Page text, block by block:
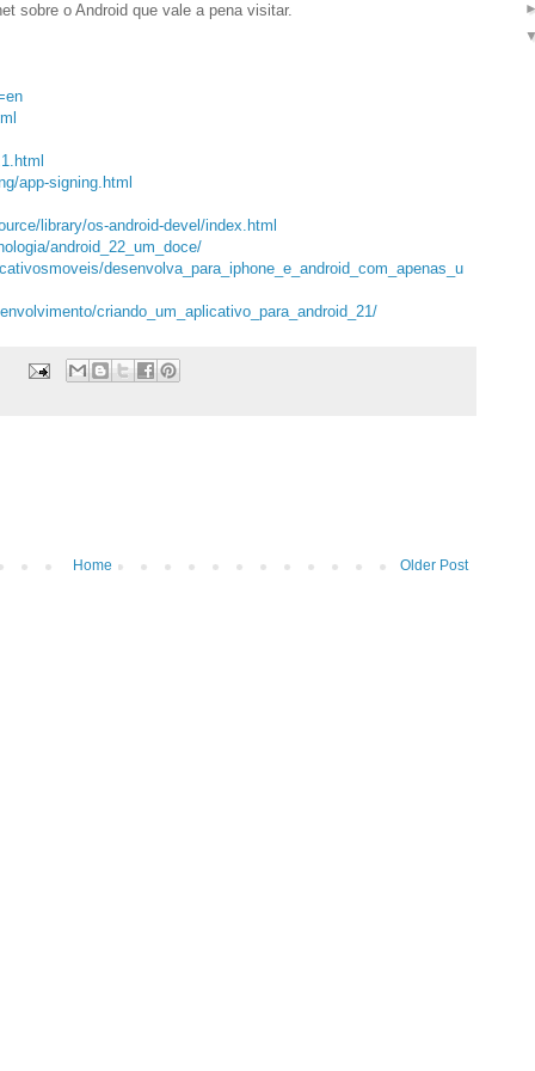
sobre o Android que vale a pena visitar.
app-signing.html
library/os-android-devel/index.html
android_22_um_doce/
desenvolva_para_iphone_e_android_com_apenas_u
criando_um_aplicativo_para_android_21/
Older Post
Home